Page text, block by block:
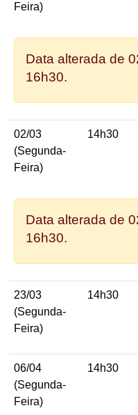
Feira)
Data alterada de
16h30.
02/03
(Segunda-
Feira)
14h30
Data alterada de
16h30.
23/03
(Segunda-
Feira)
14h30
06/04
(Segunda-
Feira)
14h30